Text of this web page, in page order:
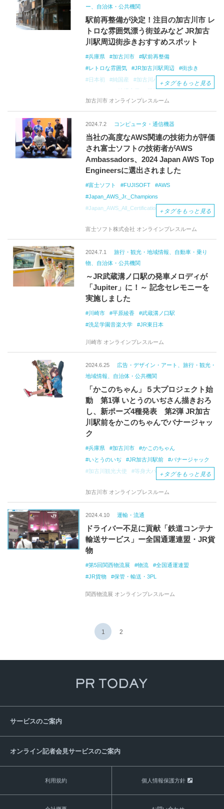
ー、自治体・公共機関
駅前再整備が決定！注目の加古川市 レ
トロな雰囲気漂う街並みなど JR加古
川駅周辺街歩きおすすめスポット
兵庫県 加古川市
駅前再整備
レトロな雰囲気
JR加古川駅周辺
街歩き
日本初
純国産 加古川パスタ
ご当地グルメ
地場産業 靴下 ウール
学ぶ体験
寺家町
日本毛織
ニッケ社宅
＋ タグをもっと見る
加古川市 オンラインプレスルーム
2024.7.2 コンピュータ・通信機器
当社の高度なAWS関連の技術力が評価
され富士ソフトの技術者がAWS
Ambassadors、2024 Japan AWS Top
Engineersに選出されました
富士ソフト FUJISOFT
AWS
Japan_AWS_Jr._Champions
Japan_AWS_All_Certifications_Engineers
AWS_Ambassadors
＋ タグをもっと見る
富士ソフト株式会社 オンラインプレスルーム
2024.7.1
旅行・観光・地域情報、自動車・乗り
物、自治体・公共機関
～JR武蔵溝ノ口駅の発車メロディが
「Jupiter」に！～ 記念セレモニーを
実施しました
川崎市 平原綾香
武蔵溝ノ口駅
洗足学園音楽大学
JR東日本
川崎市 オンラインプレスルーム
2024.6.25
広告・デザイン・アート、旅行・観光・
地域情報、自治体・公共機関
「かこのちゃん」５大プロジェクト始
動 第1弾 いとうのいぢさん描きおろ
し、新ポーズ4種発表 第2弾 JR加古
川駅前をかこのちゃんでバナージャッ
ク
兵庫県 加古川市
かこのちゃん
いとうのいぢ
JR加古川駅前
バナージャック
加古川観光大使
等身大パネル
新ポーズ発表
＋ タグをもっと見る
加古川市 オンラインプレスルーム
2024.4.10 運輸・流通
ドライバー不足に貢献「鉄道コンテナ
輸送サービス」ー全国通運連盟・JR貨
物
第5回関西物流展 物流
全国通運連盟
JR貨物
保管・輸送・3PL
関西物流展 オンラインプレスルーム
1 2
サービスのご案内
オンライン記者会見サービスのご案内
利用規約 個人情報保護方針